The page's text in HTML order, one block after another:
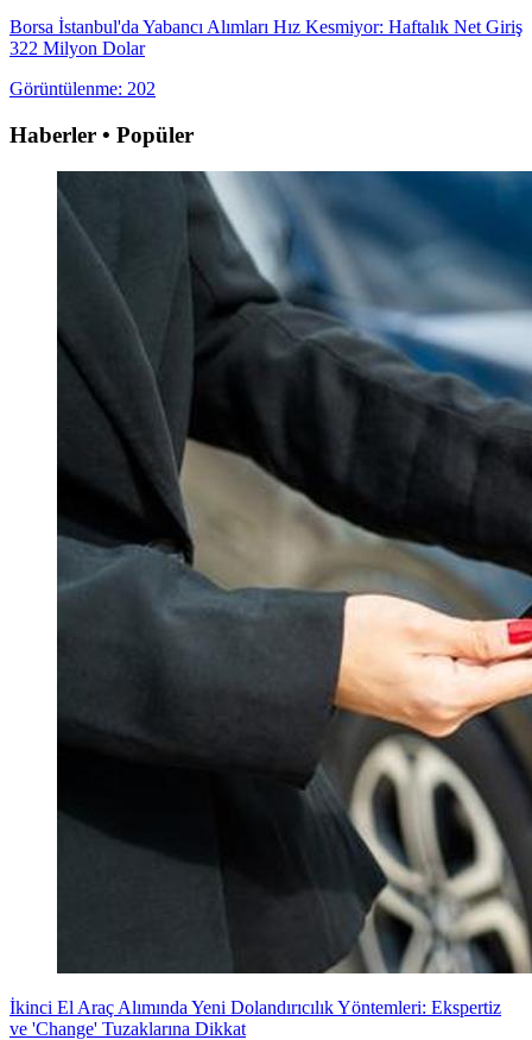
Borsa İstanbul'da Yabancı Alımları Hız Kesmiyor: Haftalık Net Giriş
322 Milyon Dolar
Görüntülenme: 202
Haberler • Popüler
İkinci El Araç Alımında Yeni Dolandırıcılık Yöntemleri: Ekspertiz
ve 'Change' Tuzaklarına Dikkat